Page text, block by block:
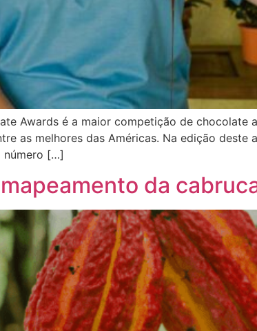
Awards é a maior competição de chocolate
as melhores das Américas. Na edição
número […]
da